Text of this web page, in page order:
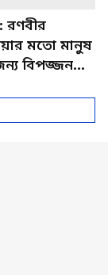
রণবীর
মতো মানুষ
বিপজ্জনক :